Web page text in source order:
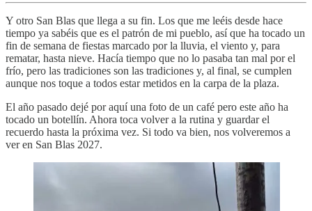
Y otro San Blas que llega a su fin. Los que me leéis desde hace
tiempo ya sabéis que es el patrón de mi pueblo, así que ha tocado un
fin de semana de fiestas marcado por la lluvia, el viento y, para
rematar, hasta nieve. Hacía tiempo que no lo pasaba tan mal por el
frío, pero las tradiciones son las tradiciones y, al final, se cumplen
aunque nos toque a todos estar metidos en la carpa de la plaza.
El año pasado dejé por aquí una foto de un café pero este año ha
tocado un botellín. Ahora toca volver a la rutina y guardar el
recuerdo hasta la próxima vez. Si todo va bien, nos volveremos a
ver en San Blas 2027.